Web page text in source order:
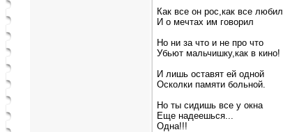
Как все он рос,как все любил
И о мечтах им говорил
Но ни за что и не про что
Убьют мальчишку,как в кино!
И лишь оставят ей одной
Осколки памяти больной.
Но ты сидишь все у окна
Еще надеешься...
Одна!!!